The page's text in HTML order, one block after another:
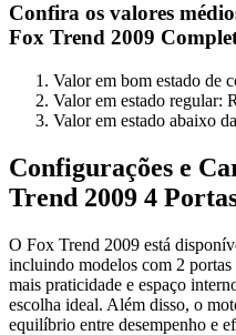
Confira os valores
Fox Trend 2009
Valor em bom estado de
Valor em estado regular:
Valor em estado abaixo
Configurações e
Trend 2009 4
O Fox Trend 2009 está
incluindo modelos com 2 portas
mais praticidade e espaço
escolha ideal. Além disso, o
equilíbrio entre desempenho e